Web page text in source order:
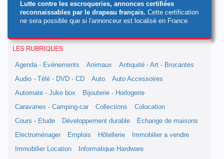
Lutte contre les escroqueries, annonces certifiées
reconnaissables par le drapeau français. Cette certification
ne sera possible que si l'annonceur est localisé en France.
LES RUBRIQUES
Agenda - Evènements Animaux
Antiquité - Art - Brocantes
Audio - Télé - DVD - CD
Auto
Auto Accessoires
Automate - Juke box
Bijouterie - Horlogerie
Caravanes - Camping-car
Collections
Colocation
Cours - Etude
Développement durable
Echange de maisons
Electroménager
Emplois Hôtellerie
Immobilier a vendre
Immobilier Location
Informatique Hardware